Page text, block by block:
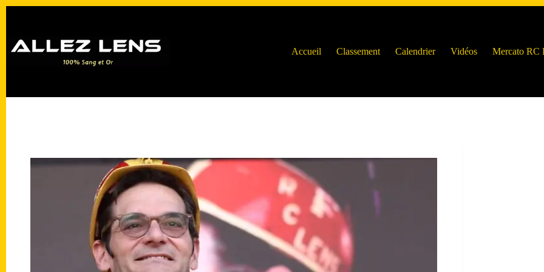
Accueil
Classement Calendrier Vidéos Mercato RC